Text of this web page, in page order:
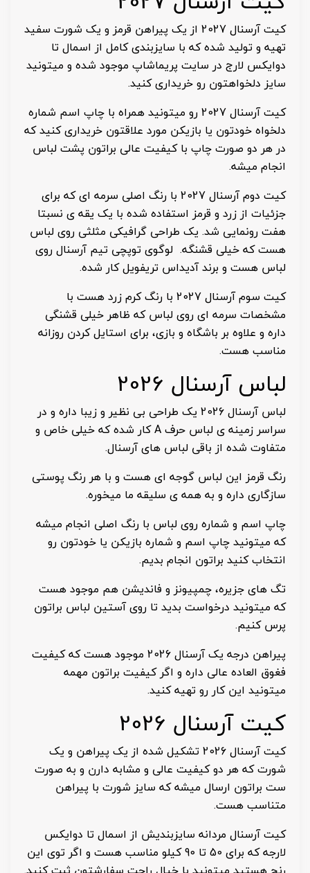
کیت آرسنال 2027 از یک پیراهن قرمز و یک شورت سفید
تهیه و تولید شده که با سایزبندی کامل از اسمال تا
دوایکس لارج در سایت پریماشاپ موجود شده و میتونید
سایز دلخواهتون رو خریداری کنید.
کیت آرسنال 2027 رو میتونید همراه با چاپ اسم شماره
دلخواه خودتون یا بازیکن مورد علاقتون خریداری کنید که
در هر دو صورت چاپ با کیفیت عالی براتون پشت لباس
انجام میشه.
کیت دوم آرسنال 2027 با رنگ اصلی سرمه ای که برای
جزئیات از زرد و قرمز استفاده شده با یک یقه ی نسبتا
هفت رونمایی شد. یک طراحی گرافیکی مثلثی روی لباس
هست که خیلی قشنگه. لوگوی توپچی تیم آرسنال روی
لباس هست و برند آدیداس تریفویل کار شده.
کیت سوم آرسنال 2027 با رنگ کرم زرد هست با
مشخصات سرمه ای روی لباس که ظاهر خیلی قشنگی
داره و علاوه بر باشگاه و بازی، برای استایل کردن روزانه
مناسب هست.
لباس آرسنال 2026
لباس آرسنال 2026 یک طراحی بی نظیر و زیبا داره و در
سراسر زمینه ی لباس حرف A کار شده که خیلی خاص و
متفاوت شده از باقی لباس های آرسنال.
رنگ قرمز این لباس گوجه ای هست و با هر رنگ پوستی
سازگاری داره و به همه ی سلیقه ما میخوره.
چاپ اسم و شماره روی لباس با رنگ اصلی انجام میشه
که میتونید چاپ اسم و شماره بازیکن یا خودتون رو
انتخاب کنید براتون انجام بدیم.
تگ های جزیره، چمپیونز و فاندیشن هم موجود هست
که میتونید درخواست بدید تا روی آستین لباس براتون
پرس کنیم.
پیراهن درجه یک آرسنال 2026 موجود هست که کیفیت
فغوق العاده عالی داره و اگر کیفیت براتون مهمه
میتونید این کار رو تهیه کنید.
کیت آرسنال 2026
کیت آرسنال 2026 تشکیل شده از یک پیراهن و یک
شورت که هر دو کیفیت عالی و مشابه دارن و به صورت
ست براتون ارسال میشه که سایز شورت با پیراهن
متناسب هست.
کیت آرسنال مردانه سایزبندیش از اسمال تا دوایکس
لارجه که برای 50 تا 90 کیلو مناسب هست و اگر توی این